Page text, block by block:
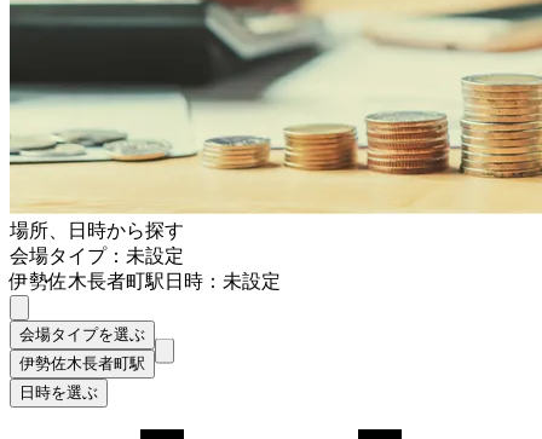
場所、日時から探す
会場タイプ：未設定
伊勢佐木長者町駅日時：未設定
会場タイプを選ぶ
伊勢佐木長者町駅
日時を選ぶ